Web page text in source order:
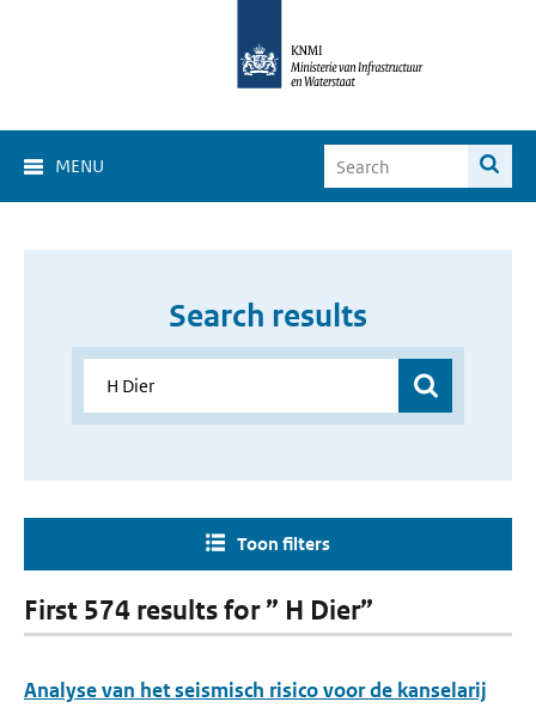
MENU
Search results
Toon filters
First 574 results for ” H Dier”
Analyse van het seismisch risico voor de kanselarij